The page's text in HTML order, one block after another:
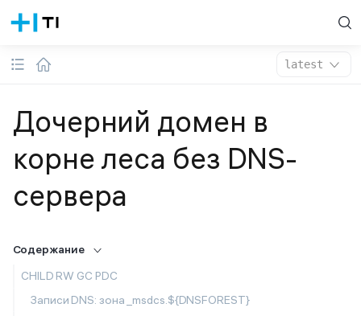
latest
Дочерний домен в
корне леса без DNS-
сервера
Содержание
CHILD RW GC PDC
Записи DNS: зона _msdcs.${DNSFOREST}